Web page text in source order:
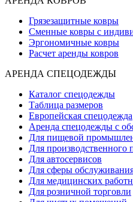
Грязезащитные ковры
Сменные ковры с
Эргономичные ковры
Расчет аренды ковров
АРЕНДА СПЕЦОДЕЖДЫ
Каталог спецодежды
Таблица размеров
Европейская спецодежда
Аренда спецодежды с
Для пищевой
Для производственного
Для автосервисов
Для сферы
Для медицинских
Для розничной торговли